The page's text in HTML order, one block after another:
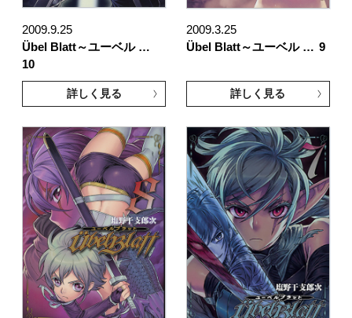
2009.9.25
Übel Blatt～ユーベル …
10
詳しく見る
2009.3.25
Übel Blatt～ユーベル … 9
詳しく見る